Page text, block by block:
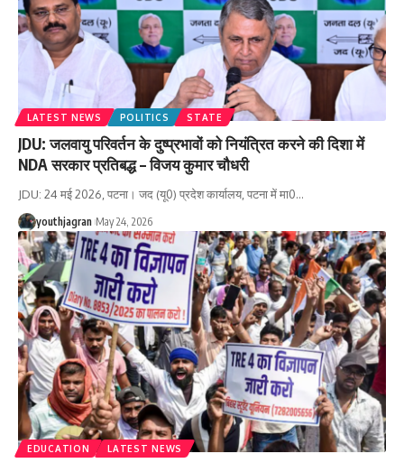
LATEST NEWS POLITICS STATE
JDU: जलवायु परिवर्तन के दुष्प्रभावों को नियंत्रित करने की दिशा में
NDA सरकार प्रतिबद्ध – विजय कुमार चौधरी
JDU: 24 मई 2026, पटना। जद (यू0) प्रदेश कार्यालय, पटना में मा0…
youthjagran May 24, 2026
EDUCATION LATEST NEWS